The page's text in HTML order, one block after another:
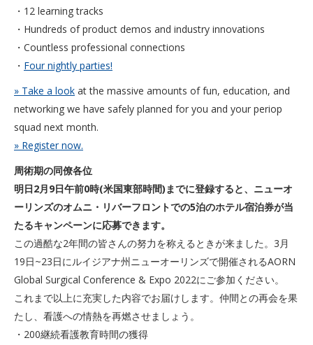
・12 learning tracks
・Hundreds of product demos and industry innovations
・Countless professional connections
・ Four nightly parties!
» Take a look at the massive amounts of fun, education, and
networking we have safely planned for you and your periop
squad next month.
» Register now.
周術期の同僚各位
明日2月9日午前0時(米国東部時間)までに登録すると、ニューオ
ーリンズのオムニ・リバーフロントでの5泊のホテル宿泊券が当
たるキャンペーンに応募できます。
この過酷な2年間の皆さんの努力を称えるときが来ました。3月
19日~23日にルイジアナ州ニューオーリンズで開催されるAORN
Global Surgical Conference & Expo 2022にご参加ください。
これまで以上に充実した内容でお届けします。仲間との再会を果
たし、看護への情熱を再燃させましょう。
・200継続看護教育時間の獲得